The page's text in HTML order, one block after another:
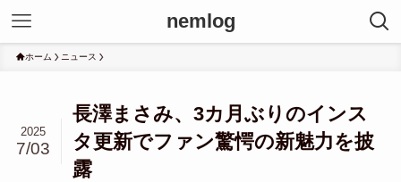
nemlog
ホーム ニュース
長澤まさみ、3カ月ぶりのインス
タ更新でファン驚愕の新魅力を披
露
2025
7/03